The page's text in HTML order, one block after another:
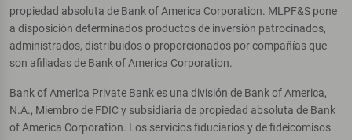
propiedad absoluta de Bank of America Corporation. MLPF&S pone
a disposición determinados productos de inversión patrocinados,
administrados, distribuidos o proporcionados por compañías que
son afiliadas de Bank of America Corporation.
Bank of America Private Bank es una división de Bank of America,
N.A., Miembro de FDIC y subsidiaria de propiedad absoluta de Bank
of America Corporation. Los servicios fiduciarios y de fideicomisos